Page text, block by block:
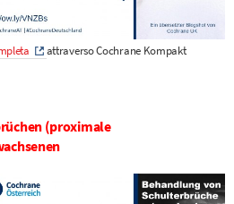
attraverso Cochrane Kompakt
(proximale